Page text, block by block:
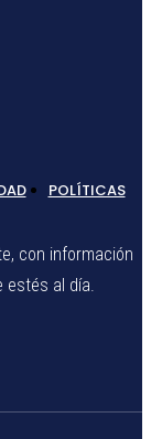
POLÍTICAS
con información
al día.